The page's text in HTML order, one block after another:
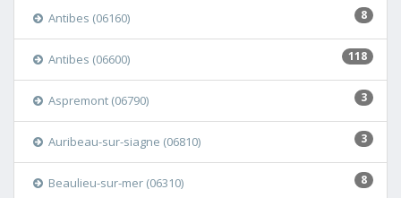
8
Antibes (06160)
118
Antibes (06600)
3
Aspremont (06790)
3
Auribeau-sur-siagne (06810)
8
Beaulieu-sur-mer (06310)